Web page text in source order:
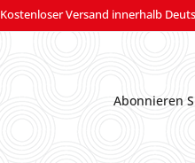
Kostenloser Versand innerhalb
Abonnieren